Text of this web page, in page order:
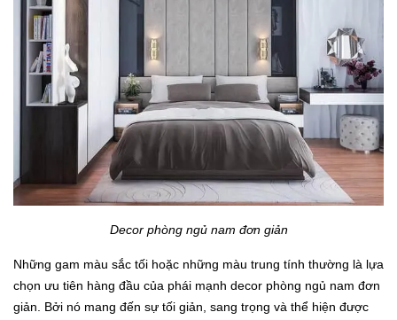
Decor phòng ngủ nam đơn giản
Những gam màu sắc tối hoặc những màu trung tính thường là lựa
chọn ưu tiên hàng đầu của phái mạnh decor phòng ngủ nam đơn
giản. Bởi nó mang đến sự tối giản, sang trọng và thể hiện được